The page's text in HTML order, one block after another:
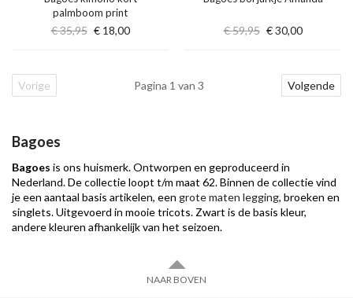
palmboom print
€ 35,95 € 18,00 € 59,95 € 30,00
Vorige Pagina 1 van 3 Volgende
Bagoes
Bagoes is ons huismerk. Ontworpen en geproduceerd in
Nederland. De collectie loopt t/m maat 62. Binnen de collectie vind
je een aantaal basis artikelen, een grote maten legging, broeken en
singlets. Uitgevoerd in mooie tricots. Zwart is de basis kleur,
andere kleuren afhankelijk van het seizoen.
NAAR BOVEN